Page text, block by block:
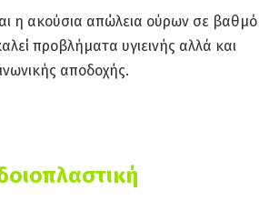
η ακούσια απώλεια ούρων σε βαθμό
προβλήματα υγιεινής αλλά και
αποδοχής.